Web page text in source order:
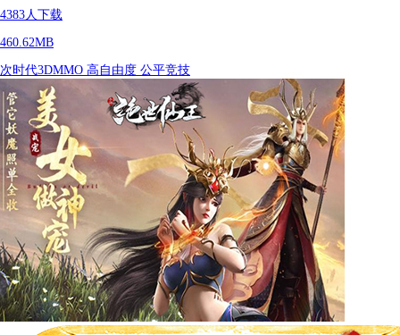
4383人下载
460.62MB
次时代3DMMO 高自由度 公平竞技